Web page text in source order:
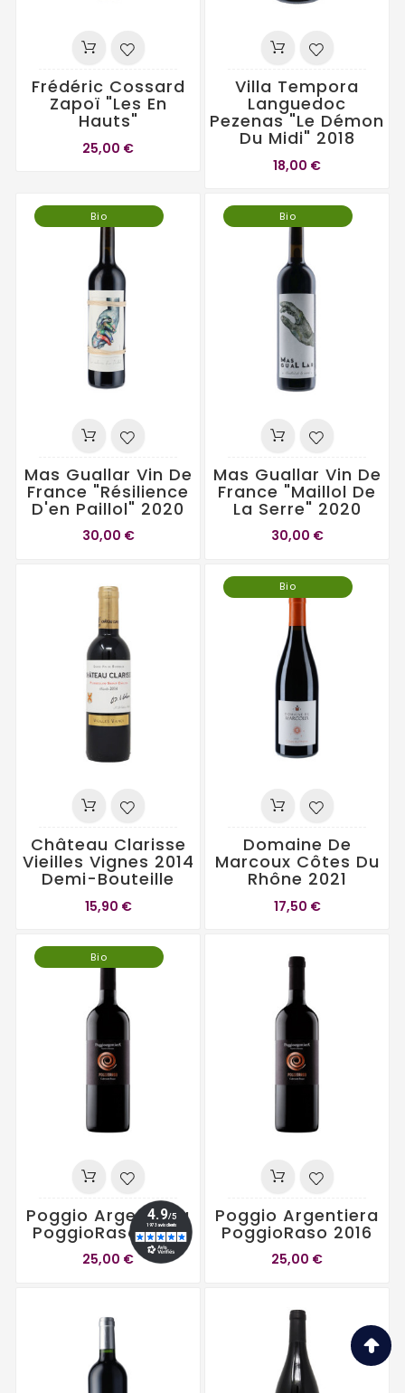
Frédéric Cossard
Zapoï "Les En
Hauts"
25,00 €
Villa Tempora
Languedoc
Pezenas "Le Démon
Du Midi" 2018
18,00 €
Bio
Mas Guallar Vin De
France "Résilience
D'en Paillol" 2020
30,00 €
Bio
Mas Guallar Vin De
France "Maillol De
La Serre" 2020
30,00 €
Château Clarisse
Vieilles Vignes 2014
Demi-Bouteille
15,90 €
Bio
Domaine De
Marcoux Côtes Du
Rhône 2021
17,50 €
Bio
Poggio Argentiera
PoggioRaso 2017
25,00 €
Poggio Argentiera
PoggioRaso 2016
25,00 €